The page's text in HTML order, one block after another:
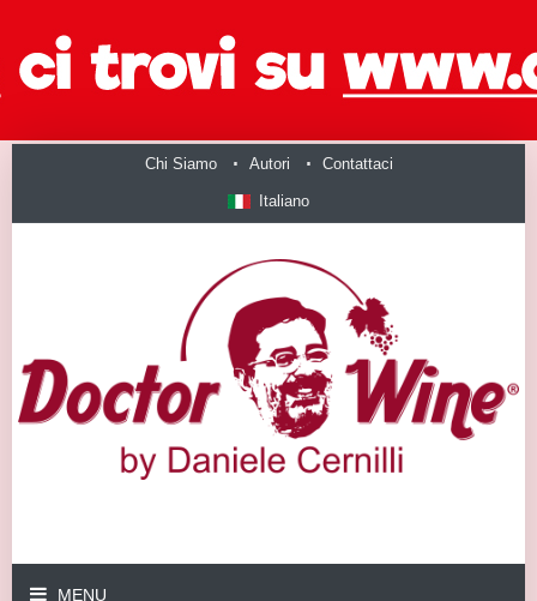
Chi Siamo Autori Contattaci
Italiano
MENU